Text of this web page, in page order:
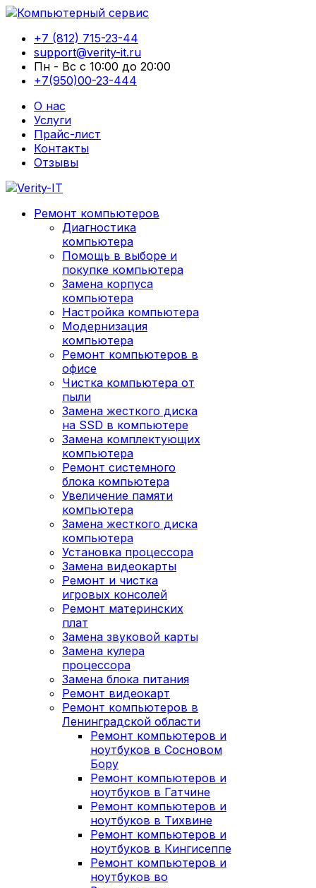
+7 (812) 715-23-44
support@verity-it.ru
Пн - Вс с 10:00 до 20:00
+7(950)00-23-444
О нас
Услуги
Прайс-лист
Контакты
Отзывы
Ремонт компьютеров
Диагностика
компьютера
Помощь в выборе и
покупке компьютера
Замена корпуса
компьютера
Настройка компьютера
Модернизация
компьютера
Ремонт компьютеров в
офисе
Чистка компьютера от
пыли
Замена жесткого диска
на SSD в компьютере
Замена комплектующих
компьютера
Ремонт системного
блока компьютера
Увеличение памяти
компьютера
Замена жесткого диска
компьютера
Установка процессора
Замена видеокарты
Ремонт и чистка
игровых консолей
Ремонт материнских
плат
Замена звуковой карты
Замена кулера
процессора
Замена блока питания
Ремонт видеокарт
Ремонт компьютеров в
Ленинградской области
Ремонт компьютеров и
ноутбуков в Сосновом
Бору
Ремонт компьютеров и
ноутбуков в Гатчине
Ремонт компьютеров и
ноутбуков в Тихвине
Ремонт компьютеров и
ноутбуков в Кингисеппе
Ремонт компьютеров и
ноутбуков во